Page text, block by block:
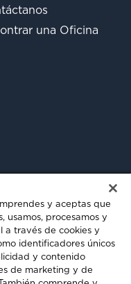
una Oficina
y aceptas que
usamos, procesamos y
a través de cookies y
identificadores únicos
y contenido
de marketing y de